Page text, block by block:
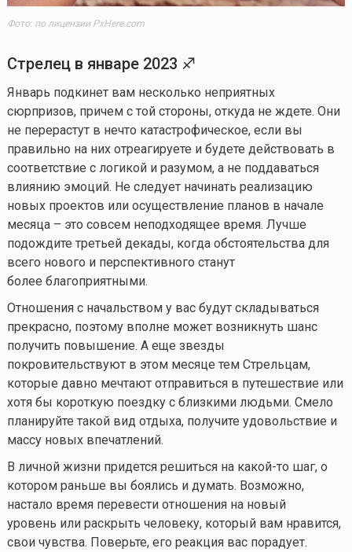
Фото: по лицензии PxHere.com
Стрелец в январе2023 ♐
Январь подкинет вам несколько неприятных
сюрпризов, причем с той стороны, откуда не ждете. Они
не перерастут в нечто катастрофическое, если вы
правильно на них отреагируете и будете действовать в
соответствие с логикой и разумом, а не поддаваться
влиянию эмоций. Не следует начинать реализацию
новых проектов или осуществление планов в начале
месяца – это совсем неподходящее время. Лучше
подождите третьей декады, когда обстоятельства для
всего нового и перспективного станут
более благоприятными.
Отношения с начальством у вас будут складываться
прекрасно, поэтому вполне может возникнуть шанс
получить повышение. А еще звезды
покровительствуют в этом месяце тем Стрельцам,
которые давно мечтают отправиться в путешествие или
хотя бы короткую поездку с близкими людьми. Смело
планируйте такой вид отдыха, получите удовольствие и
массу новых впечатлений.
В личной жизни придется решиться на какой-то шаг, о
котором раньше вы боялись и думать. Возможно,
настало время перевести отношения на новый
уровень или раскрыть человеку, который вам нравится,
свои чувства. Поверьте, его реакция вас порадует.